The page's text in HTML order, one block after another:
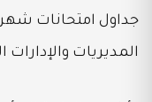
جداول امتحانات شهر
المديريات والإدارات